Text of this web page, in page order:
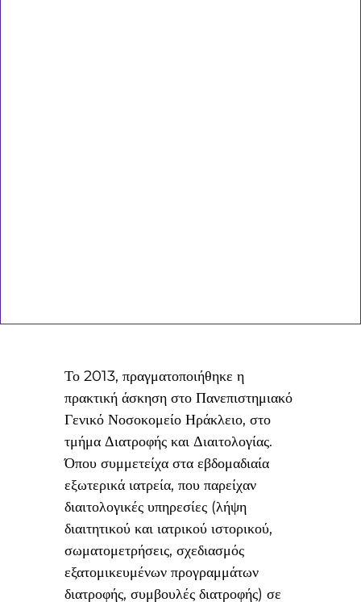
Το 2013, πραγματοποιήθηκε η
πρακτική άσκηση στο Πανεπιστημιακό
Γενικό Νοσοκομείο Ηράκλειο, στο
τμήμα Διατροφής και Διαιτολογίας.
Όπου συμμετείχα στα εβδομαδιαία
εξωτερικά ιατρεία, που παρείχαν
διαιτολογικές υπηρεσίες (λήψη
διαιτητικού και ιατρικού ιστορικού,
σωματομετρήσεις, σχεδιασμός
εξατομικευμένων προγραμμάτων
διατροφής, συμβουλές διατροφής) σε